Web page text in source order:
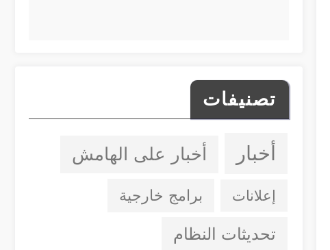
تصنيفات
أخبار أخبار على الهامش
إعلانات برامج خارجية
تحديثات النظام